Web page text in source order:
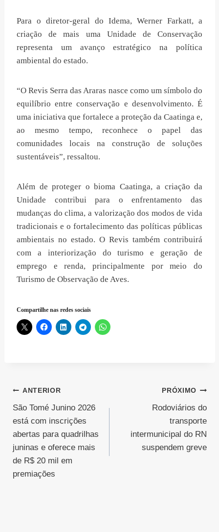
Para o diretor-geral do Idema, Werner Farkatt, a
criação de mais uma Unidade de Conservação
representa um avanço estratégico na política
ambiental do estado.
“O Revis Serra das Araras nasce como um símbolo do
equilíbrio entre conservação e desenvolvimento. É
uma iniciativa que fortalece a proteção da Caatinga e,
ao mesmo tempo, reconhece o papel das
comunidades locais na construção de soluções
sustentáveis”, ressaltou.
Além de proteger o bioma Caatinga, a criação da
Unidade contribui para o enfrentamento das
mudanças do clima, a valorização dos modos de vida
tradicionais e o fortalecimento das políticas públicas
ambientais no estado. O Revis também contribuirá
com a interiorização do turismo e geração de
emprego e renda, principalmente por meio do
Turismo de Observação de Aves.
Compartilhe nas redes sociais
Navegação
de
Post
ANTERIOR
São Tomé Junino 2026
está com inscrições
abertas para quadrilhas
juninas e oferece mais
de R$ 20 mil em
premiações
PRÓXIMO
Rodoviários do
transporte
intermunicipal do RN
suspendem greve